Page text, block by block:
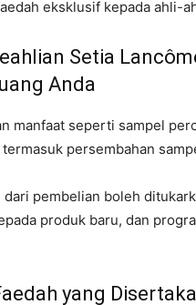
eksklusif kepada ahli-
Setia
Anda
manfaat seperti sampel
persembahan
pembelian boleh
produk baru, dan
yang